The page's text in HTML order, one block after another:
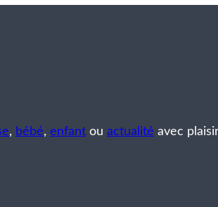
, bébé, enfant ou actualité avec